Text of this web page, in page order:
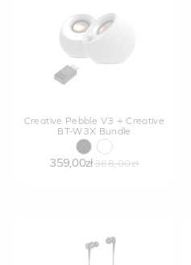
Creative Pebble V3 + Creative
BT-W3X Bundle
359,00zł388,00zł